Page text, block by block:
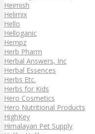
Heimish
Helimix
Hello
Helloganic
Hempz
Herb Pharm
Herbal Answers, Inc
Herbal Essences
Herbs Etc.
Herbs for Kids
Hero Cosmetics
Hero Nutritional Products
HighKey
Himalayan Pet Supply